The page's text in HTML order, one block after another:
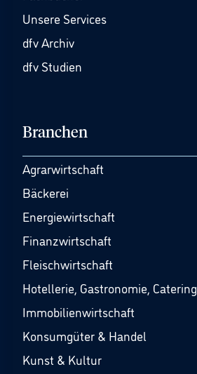
Unsere Services
dfv Archiv
dfv Studien
Branchen
Agrarwirtschaft
Bäckerei
Energiewirtschaft
Finanzwirtschaft
Fleischwirtschaft
Hotellerie, Gastronomie, Catering
Immobilienwirtschaft
Konsumgüter & Handel
Kunst & Kultur